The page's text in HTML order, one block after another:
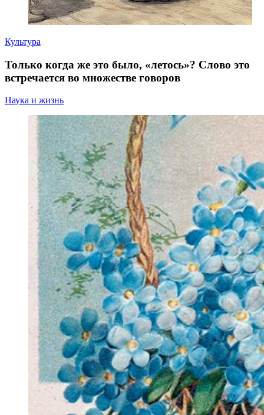
Культура
Только когда же это было, «летось»? Слово это
встречается во множестве говоров
Наука и жизнь